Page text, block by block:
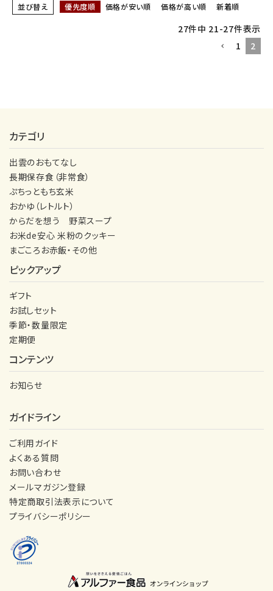
並び替え 優先度順 価格が安い順 価格が高い順 新着順
27件中 21-27件表示
1
2
カテゴリ
出雲のおもてなし
長期保存食（非常食）
ぷちっともち玄米
おかゆ（レトルト）
からだを想う 野菜スープ
お米de安心 米粉のクッキー
まごころお赤飯・その他
ピックアップ
ギフト
お試しセット
季節・数量限定
定期便
コンテンツ
お知らせ
ガイドライン
ご利用ガイド
よくある質問
お問い合わせ
メールマガジン登録
特定商取引法表示について
プライバシーポリシー